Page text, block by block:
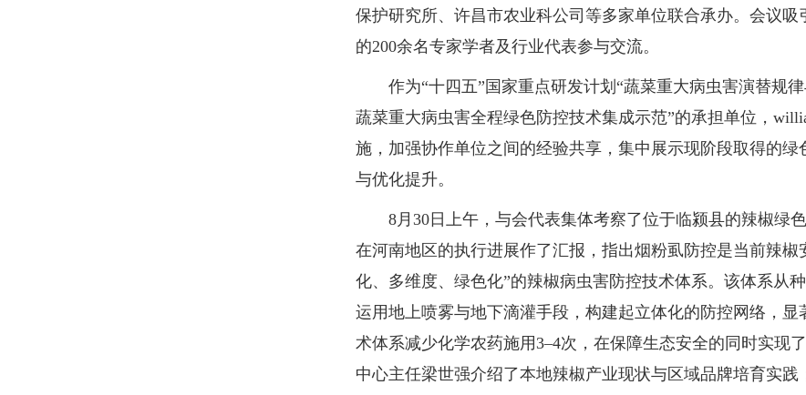
保护研究所、许昌市农业科公司等多家单位联合承办。会议
的200余名专家学者及行业代表参与交流。
作为“十四五”国家重点研发计划“蔬菜重大病虫害演替规律
蔬菜重大病虫害全程绿色防控技术集成示范”的承担单位，
施，加强协作单位之间的经验共享，集中展示现阶段取得的
与优化提升。
8月30日上午，与会代表集体考察了位于临颍县的辣椒绿
在河南地区的执行进展作了汇报，指出烟粉虱防控是当前辣
化、多维度、绿色化”的辣椒病虫害防控技术体系。该体系从
运用地上喷雾与地下滴灌手段，构建起立体化的防控网络，
术体系减少化学农药施用3–4次，在保障生态安全的同时实现
中心主任梁世强介绍了本地辣椒产业现状与区域品牌培育实